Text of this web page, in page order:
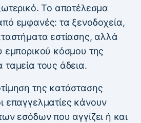
Το αποτέλεσμα
εμφανές: τα ξενοδοχεία,
εστίασης, αλλά
εμπορικού κόσμου της
τους άδεια.
της κατάστασης
επαγγελματίες κάνουν
εσόδων που αγγίζει ή και